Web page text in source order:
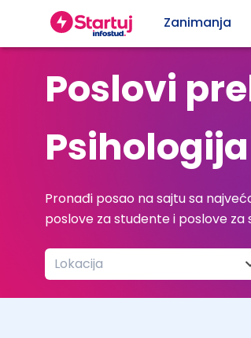
Zanimanja
Poslovi
Psihologija
Pronađi posao na sajtu sa
poslove za studente i poslove
Lokacija